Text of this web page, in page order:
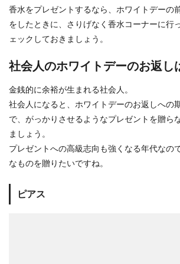
香水をプレゼントするなら、ホワイトデーの
をしたときに、さりげなく香水コーナーに行
ェックしておきましょう。
社会人のホワイトデーのお返し
金銭的に余裕が生まれる社会人。
社会人になると、ホワイトデーのお返しへの
で、がっかりさせるようなプレゼントを贈ら
ましょう。
プレゼントへの高級志向も強くなる年代なの
なものを贈りたいですね。
ピアス